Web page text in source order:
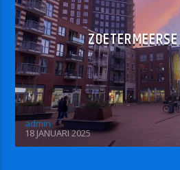
admin
18 JANUARI 2025